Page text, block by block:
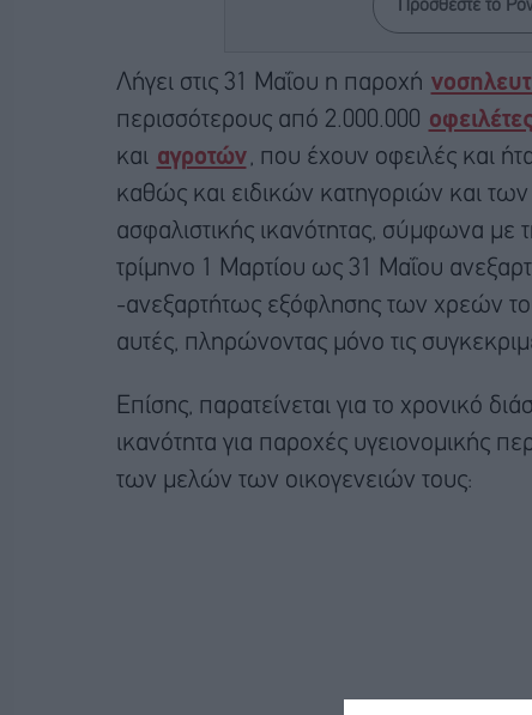
Προσθέστε το
Λήγει στις 31 Μαΐου η παροχή
περισσότερους από 2.000.000
και αγροτών, που έχουν οφειλές και
καθώς και ειδικών κατηγοριών και
ασφαλιστικής ικανότητας, σύμφωνα με
τρίμηνο 1 Μαρτίου ως 31 Μαΐου
-ανεξαρτήτως εξόφλησης των χρεών
αυτές, πληρώνοντας μόνο τις
Επίσης, παρατείνεται για το χρονικό
ικανότητα για παροχές υγειονομικής
των μελών των οικογενειών τους: